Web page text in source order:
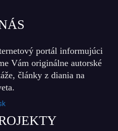
portál informujúci
Vám originálne autorské
články z diania na